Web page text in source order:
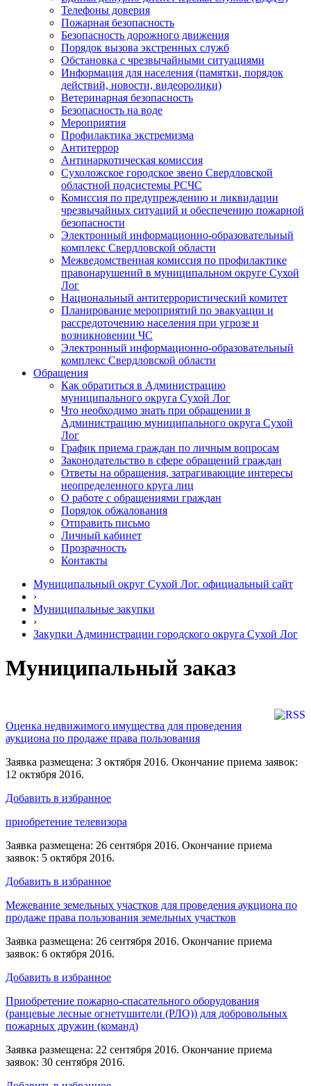
Телефоны доверия
Пожарная безопасность
Безопасность дорожного движения
Порядок вызова экстренных служб
Обстановка с чрезвычайными ситуациями
Информация для населения (памятки, порядок
действий, новости, видеоролики)
Ветеринарная безопасность
Безопасность на воде
Мероприятия
Профилактика экстремизма
Антитеррор
Антинаркотическая комиссия
Сухоложское городское звено Свердловской
областной подсистемы РСЧС
Комиссия по предупреждению и ликвидации
чрезвычайных ситуаций и обеспечению пожарной
безопасности
Электронный информационно-образовательный
комплекс Cвердловской области
Межведомственная комиссия по профилактике
правонарушений в муниципальном округе Сухой
Лог
Национальный антитеррористический комитет
Планирование мероприятий по эвакуации и
рассредоточению населения при угрозе и
возникновении ЧС
Электронный информационно-образовательный
комплекс Свердловской области
Обращения
Как обратиться в Администрацию
муниципального округа Сухой Лог
Что необходимо знать при обращении в
Администрацию муниципального округа Сухой
Лог
График приема граждан по личным вопросам
Законодательство в сфере обращений граждан
Ответы на обращения, затрагивающие интересы
неопределенного круга лиц
О работе с обращениями граждан
Порядок обжалования
Отправить письмо
Личный кабинет
Прозрачность
Контакты
Муниципальный округ Сухой Лог. официальный сайт
›
Муниципальные закупки
›
Закупки Администрации городского округа Сухой Лог
Муниципальный заказ
Оценка недвижимого имущества для проведения
аукциона по продаже права пользования
Заявка размещена: 3 октября 2016. Окончание приема заявок:
12 октября 2016.
Добавить в избранное
приобретение телевизора
Заявка размещена: 26 сентября 2016. Окончание приема
заявок: 5 октября 2016.
Добавить в избранное
Межевание земельных участков для проведения аукциона по
продаже права пользования земельных участков
Заявка размещена: 26 сентября 2016. Окончание приема
заявок: 6 октября 2016.
Добавить в избранное
Приобретение пожарно-спасательного оборудования
(ранцевые лесные огнетушители (РЛО)) для добровольных
пожарных дружин (команд)
Заявка размещена: 22 сентября 2016. Окончание приема
заявок: 30 сентября 2016.